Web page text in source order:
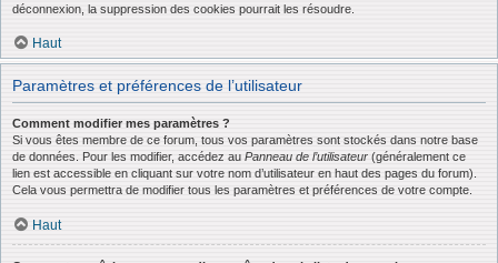
déconnexion, la suppression des cookies pourrait les résoudre.
Haut
Paramètres et préférences de l’utilisateur
Comment modifier mes paramètres ?
Si vous êtes membre de ce forum, tous vos paramètres sont stockés dans notre base
de données. Pour les modifier, accédez au Panneau de l’utilisateur (généralement ce
lien est accessible en cliquant sur votre nom d’utilisateur en haut des pages du forum).
Cela vous permettra de modifier tous les paramètres et préférences de votre compte.
Haut